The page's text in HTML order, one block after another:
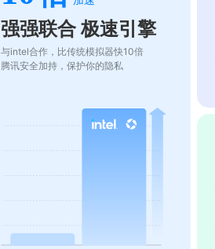
强强联合 极速引擎
与intel合作，比传统模拟器快10倍
腾讯安全加持，保护你的隐私